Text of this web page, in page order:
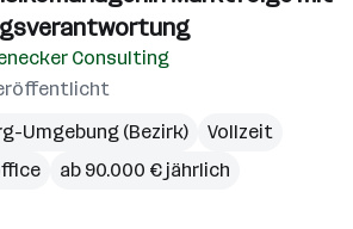
Consulting
Umgebung (Bezirk)
Vollzeit
ab 90.000 € jährlich